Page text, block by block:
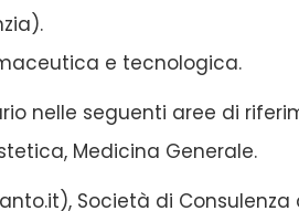
e tecnologica.
nelle seguenti aree di
Medicina Generale.
Società di